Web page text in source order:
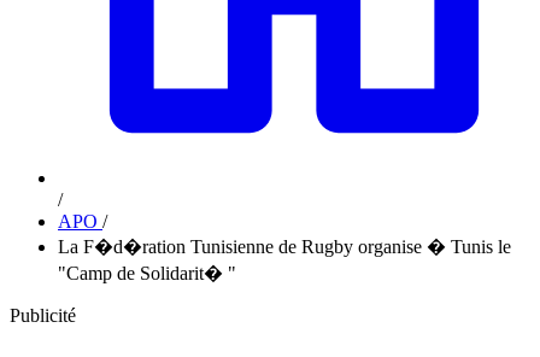
/
APO /
La F�d�ration Tunisienne de Rugby organise � Tunis le
"Camp de Solidarit� "
Publicité